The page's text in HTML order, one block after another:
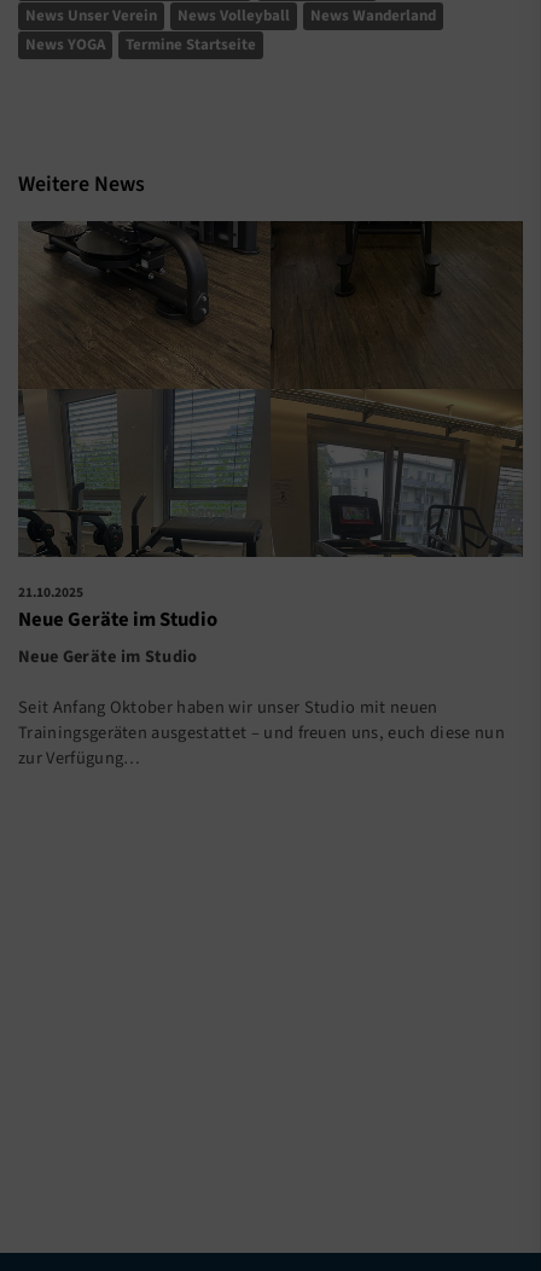
News Unser Verein News Volleyball
News Wanderland
News YOGA
Termine Startseite
Weitere News
21.10.2025
Neue Geräte im Studio
Neue Geräte im Studio
Seit Anfang Oktober haben wir unser Studio mit neuen
Trainingsgeräten ausgestattet – und freuen uns, euch diese nun
zur Verfügung…